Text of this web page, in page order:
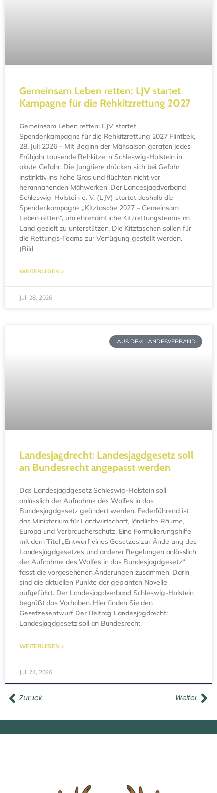
Gemeinsam Leben retten: LJV startet
Kampagne für die Rehkitzrettung 2027
Gemeinsam Leben retten: LJV startet
Spendenkampagne für die Rehkitzrettung 2027 Flintbek,
28. Juli 2026 – Mit Beginn der Mähsaison geraten jedes
Frühjahr tausende Rehkitze in Schleswig-Holstein in
akute Gefahr. Die Jungtiere drücken sich bei Gefahr
instinktiv ins hohe Gras und flüchten nicht vor
herannahenden Mähwerken. Der Landesjagdverband
Schleswig-Holstein e. V. (LJV) startet deshalb die
Spendenkampagne „Kitztasche 2027 – Gemeinsam
Leben retten“, um ehrenamtliche Kitzrettungsteams im
Land gezielt zu unterstützen. Die Kitztaschen sollen für
die Rettungs-Teams zur Verfügung gestellt werden.
(Bild
WEITERLESEN »
Juli 28, 2026
AUS DEM LANDESVERBAND
Landesjagdrecht: Landesjagdgesetz soll
an Bundesrecht angepasst werden
Das Landesjagdgesetz Schleswig-Holstein soll
anlässlich der Aufnahme des Wolfes in das
Bundesjagdgesetz geändert werden. Federführend ist
das Ministerium für Landwirtschaft, ländliche Räume,
Europa und Verbraucherschutz. Eine Formulierungshilfe
mit dem Titel „Entwurf eines Gesetzes zur Änderung des
Landesjagdgesetzes und anderer Regelungen anlässlich
der Aufnahme des Wolfes in das Bundesjagdgesetz“
fasst die vorgesehenen Änderungen zusammen. Darin
sind die aktuellen Punkte der geplanten Novelle
aufgeführt. Der Landesjagdverband Schleswig-Holstein
begrüßt das Vorhaben. Hier finden Sie den
Gesetzesentwurf Der Beitrag Landesjagdrecht:
Landesjagdgesetz soll an Bundesrecht
WEITERLESEN »
Juli 24, 2026
Zurück Weiter